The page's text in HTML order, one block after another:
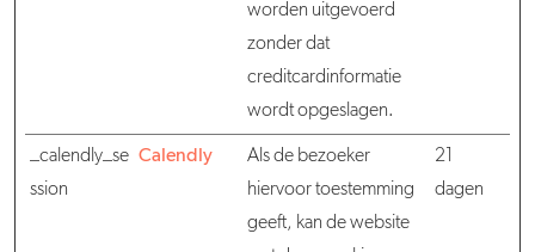
worden uitgevoerd
zonder dat
creditcardinformatie
wordt opgeslagen.
_calendly_se
ssion
Calendly
Als de bezoeker
hiervoor toestemming
geeft, kan de website
21
dagen